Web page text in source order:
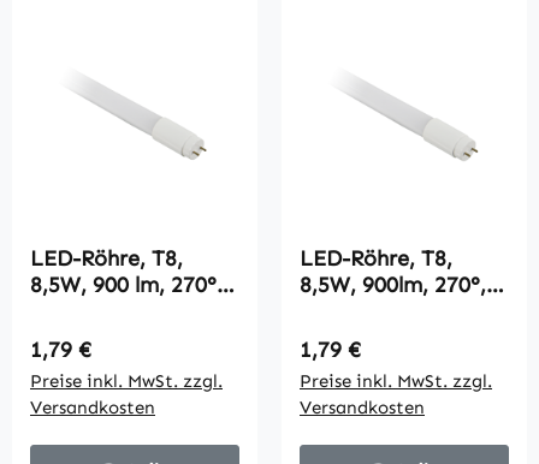
LED-Röhre, T8,
8,5W, 900 lm, 270°,
tageslichtweiß
Regulärer Preis:
1,79 €
Preise inkl. MwSt. zzgl.
Versandkosten
LED-Röhre, T8,
8,5W, 900lm, 270°,
Regulärer Preis:
1,79 €
Preise inkl. MwSt. zzgl.
Versandkosten